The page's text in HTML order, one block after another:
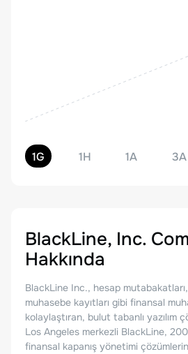
1G 1H 1A 3A
BlackLine, Inc.
Hakkında
BlackLine Inc., hesap
muhasebe kayıtları gibi finansal
kolaylaştıran, bulut tabanlı yazılım
Los Angeles merkezli BlackLine,
finansal kapanış yönetimi